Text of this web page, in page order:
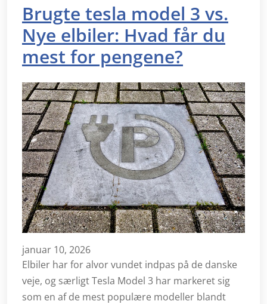
Brugte tesla model 3 vs.
Nye elbiler: Hvad får du
mest for pengene?
januar 10, 2026
Elbiler har for alvor vundet indpas på de danske
veje, og særligt Tesla Model 3 har markeret sig
som en af de mest populære modeller blandt